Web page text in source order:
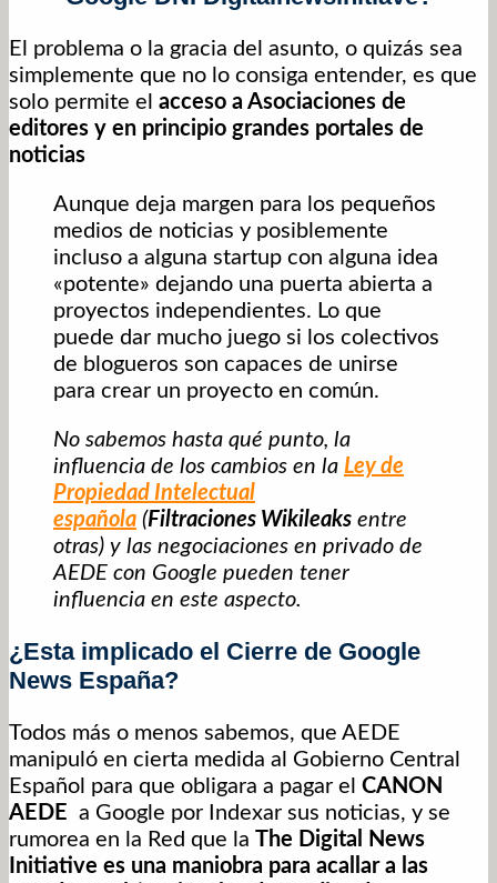
El problema o la gracia del asunto, o quizás sea
simplemente que no lo consiga entender, es que
solo permite el acceso a Asociaciones de
editores y en principio grandes portales de
noticias
Aunque deja margen para los pequeños
medios de noticias y posiblemente
incluso a alguna startup con alguna idea
«potente» dejando una puerta abierta a
proyectos independientes. Lo que
puede dar mucho juego si los colectivos
de blogueros son capaces de unirse
para crear un proyecto en común.
No sabemos hasta qué punto, la
influencia de los cambios en la Ley de
Propiedad Intelectual
española (Filtraciones Wikileaks entre
otras) y las negociaciones en privado de
AEDE con Google pueden tener
influencia en este aspecto.
¿Esta implicado el Cierre de Google
News España?
Todos más o menos sabemos, que AEDE
manipuló en cierta medida al Gobierno Central
Español para que obligara a pagar el CANON
AEDE a Google por Indexar sus noticias, y se
rumorea en la Red que la The Digital News
Initiative es una maniobra para acallar a las